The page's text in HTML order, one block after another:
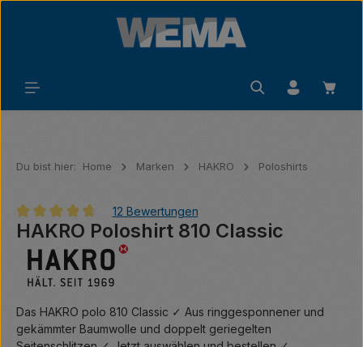
Zum Hauptinhalt springen
Du bist hier: Home Marken HAKRO Poloshirts
Durchschnittliche Bewertung von 4.83 von 5 Sternen
12 Bewertungen
HAKRO Poloshirt 810 Classic
Das HAKRO polo 810 Classic ✓ Aus ringgesponnener und
gekämmter Baumwolle und doppelt geriegelten